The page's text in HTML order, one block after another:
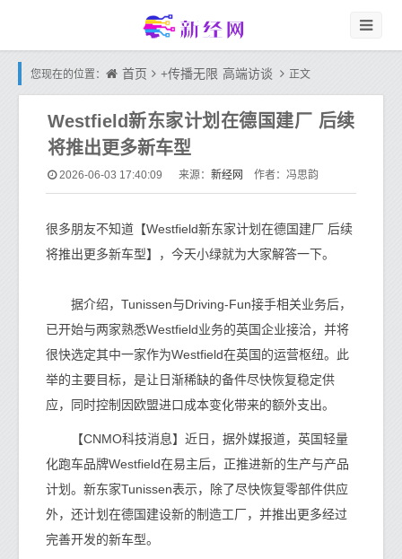
您现在的位置： 首页 +传播无限 高端访谈 正文
Westfield新东家计划在德国建厂 后续
将推出更多新车型
2026-06-03 17:40:09 来源： 新经网 作者：冯思韵
很多朋友不知道【Westfield新东家计划在德国建厂 后续
将推出更多新车型】，今天小绿就为大家解答一下。
据介绍，Tunissen与Driving-Fun接手相关业务后，
已开始与两家熟悉Westfield业务的英国企业接洽，并将
很快选定其中一家作为Westfield在英国的运营枢纽。此
举的主要目标，是让日渐稀缺的备件尽快恢复稳定供
应，同时控制因欧盟进口成本变化带来的额外支出。
【CNMO科技消息】近日，据外媒报道，英国轻量
化跑车品牌Westfield在易主后，正推进新的生产与产品
计划。新东家Tunissen表示，除了尽快恢复零部件供应
外，还计划在德国建设新的制造工厂，并推出更多经过
完善开发的新车型。